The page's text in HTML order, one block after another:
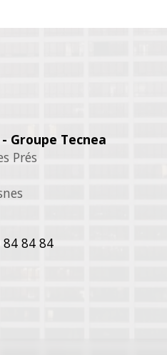
Groupe Tecnea
Prés
84 84 84